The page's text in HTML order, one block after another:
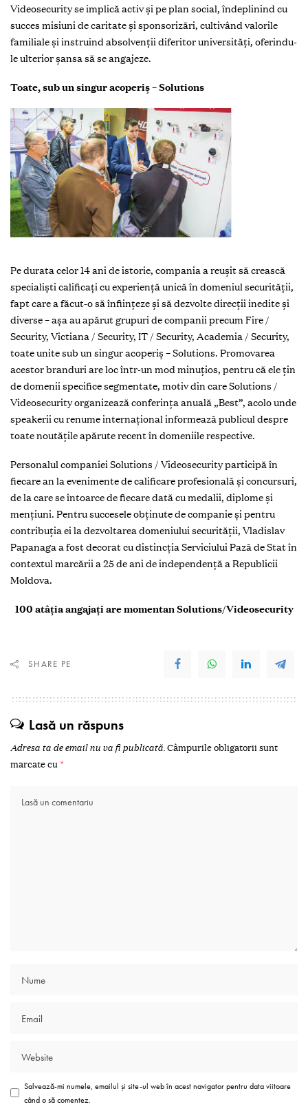
Videosecurity se implică activ și pe plan social, îndeplinind cu
succes misiuni de caritate şi sponsorizări, cultivând valorile
familiale şi instruind absolvenții diferitor universități, oferindu-
le ulterior șansa să se angajeze.
Toate, sub un singur acoperiş – Solutions
Pe durata celor 14 ani de istorie, compania a reuşit să crească
specialişti calificaţi cu experienţă unică în domeniul securităţii,
fapt care a făcut-o să înfiinţeze şi să dezvolte direcţii inedite şi
diverse – aşa au apărut grupuri de companii precum Fire /
Security, Victiana / Security, IT / Security, Academia / Security,
toate unite sub un singur acoperiş – Solutions. Promovarea
acestor branduri are loc într-un mod minuţios, pentru că ele ţin
de domenii specifice segmentate, motiv din care Solutions /
Videosecurity organizează conferinţa anuală „Best”, acolo unde
speakerii cu renume internaţional informează publicul despre
toate noutăţile apărute recent în domeniile respective.
Personalul companiei Solutions / Video­security participă în
fiecare an la evenimente de calificare profesională şi concursuri,
de la care se întoarce de fiecare dată cu medalii, diplome şi
menţiuni. Pentru succesele obţinute de companie şi pentru
contribuţia ei la dezvoltarea domeniului securităţii, Vladislav
Papanaga a fost decorat cu distincţia Serviciului Pază de Stat în
contextul marcării a 25 de ani de independenţă a Republicii
Moldova.
100 atâţia angajaţi are momentan Solutions/Videosecurity
SHARE PE
Lasă un răspuns
Adresa ta de email nu va fi publicată.Câmpurile obligatorii sunt
marcate cu *
Salvează-mi numele, emailul și site-ul web în acest navigator pentru data viitoare
când o să comentez.